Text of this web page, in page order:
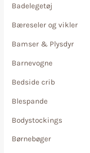
Badelegetøj
Bæreseler og vikler
Bamser & Plysdyr
Barnevogne
Bedside crib
Blespande
Bodystockings
Børnebøger